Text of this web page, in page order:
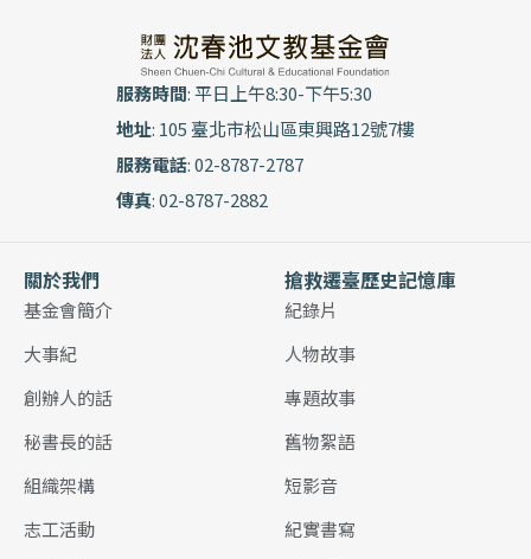
服務時間: 平日上午8:30-下午5:30
地址: 105 臺北市松山區東興路12號7樓
服務電話: 02-8787-2787
傳真: 02-8787-2882
關於我們
基金會簡介
大事紀
創辦人的話
秘書長的話
組織架構
志工活動
搶救遷臺歷史記憶庫
紀錄片
人物故事
專題故事
舊物絮語
短影音
紀實書寫